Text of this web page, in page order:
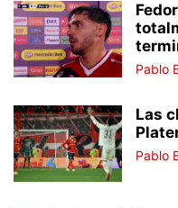
Pablo
Las
Pablo